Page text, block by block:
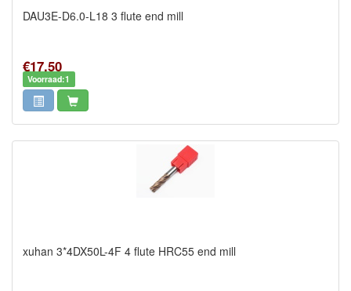
DAU3E-D6.0-L18 3 flute end mill
€17,50
Voorraad:1
xuhan 3*4DX50L-4F 4 flute HRC55 end mill